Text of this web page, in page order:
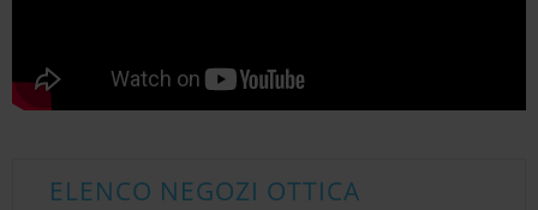
ELENCO NEGOZI OTTICA